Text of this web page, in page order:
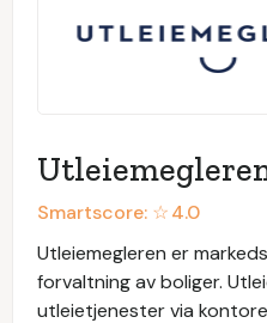
Smartscore: ☆4.0
Utleiemegleren er
forvaltning av boliger.
utleietjenester via